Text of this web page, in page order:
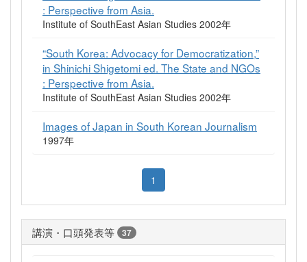
: Perspective from Asia.
Institute of SouthEast Asian Studies 2002年
“South Korea: Advocacy for Democratization,”
in Shinichi Shigetomi ed. The State and NGOs
: Perspective from Asia.
Institute of SouthEast Asian Studies 2002年
Images of Japan in South Korean Journalism
1997年
1
講演・口頭発表等 37